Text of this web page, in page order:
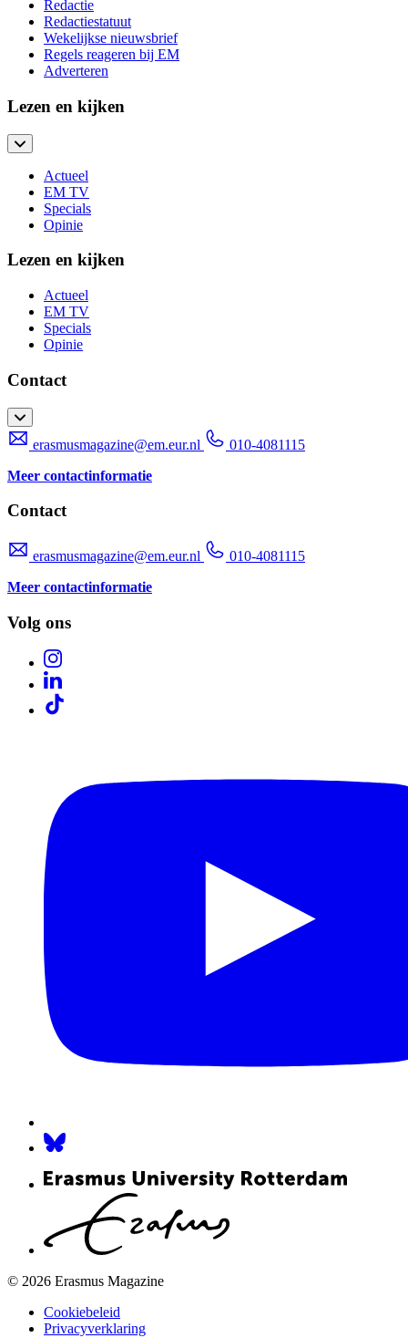
Redactie
Redactiestatuut
Wekelijkse nieuwsbrief
Regels reageren bij EM
Adverteren
Lezen en kijken
Actueel
EM TV
Specials
Opinie
Lezen en kijken
Actueel
EM TV
Specials
Opinie
Contact
erasmusmagazine@em.eur.nl
010-4081115
Meer contactinformatie
Contact
erasmusmagazine@em.eur.nl
010-4081115
Meer contactinformatie
Volg ons
© 2026 Erasmus Magazine
Cookiebeleid
Privacyverklaring